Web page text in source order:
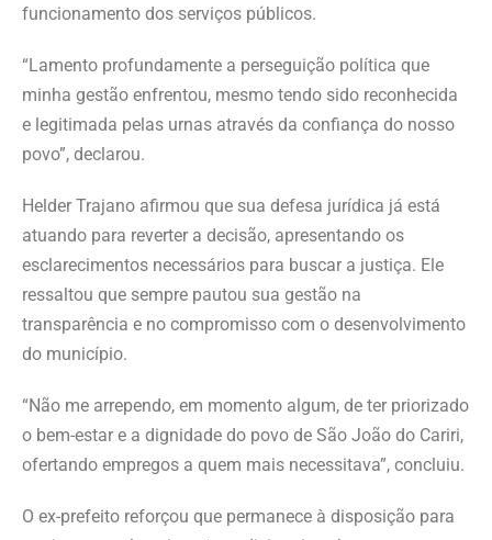
funcionamento dos serviços públicos.
“Lamento profundamente a perseguição política que
minha gestão enfrentou, mesmo tendo sido reconhecida
e legitimada pelas urnas através da confiança do nosso
povo”, declarou.
Helder Trajano afirmou que sua defesa jurídica já está
atuando para reverter a decisão, apresentando os
esclarecimentos necessários para buscar a justiça. Ele
ressaltou que sempre pautou sua gestão na
transparência e no compromisso com o desenvolvimento
do município.
“Não me arrependo, em momento algum, de ter priorizado
o bem-estar e a dignidade do povo de São João do Cariri,
ofertando empregos a quem mais necessitava”, concluiu.
O ex-prefeito reforçou que permanece à disposição para